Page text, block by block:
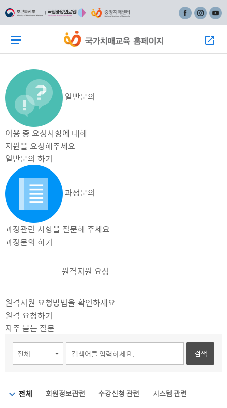
주
메
로
기
본
문
가
메뉴 버튼
페이스북인스타그
유튜
일반문의
이용 중 요청사항에 대해
지원을 요청해주세요
일반문의 하기
과정문의
과정관련 사항을 질문해 주세요
과정문의 하기
원격지원 요청
원격지원 요청방법을 확인하세요
원격 요청하기
자주 묻는 질문
검색
전체 회원정보관련 수강신청 관련
시스템 관련